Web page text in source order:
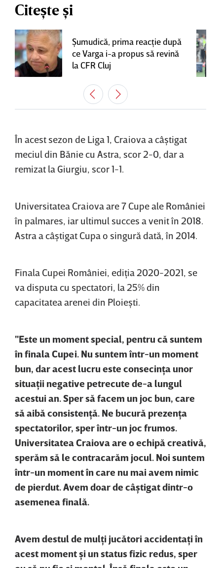
Citește și
Şumudică, prima reacţie după
ce Varga i-a propus să revină
la CFR Cluj
În acest sezon de Liga 1, Craiova a câştigat
meciul din Bănie cu Astra, scor 2-0, dar a
remizat la Giurgiu, scor 1-1.
Universitatea Craiova are 7 Cupe ale României
în palmares, iar ultimul succes a venit în 2018.
Astra a câştigat Cupa o singură dată, în 2014.
Finala Cupei României, ediţia 2020-2021, se
va disputa cu spectatori, la 25% din
capacitatea arenei din Ploieşti.
"Este un moment special, pentru că suntem
în finala Cupei. Nu suntem într-un moment
bun, dar acest lucru este consecinţa unor
situaţii negative petrecute de-a lungul
acestui an. Sper să facem un joc bun, care
să aibă consistenţă. Ne bucură prezenţa
spectatorilor, sper într-un joc frumos.
Universitatea Craiova are o echipă creativă,
sperăm să le contracarăm jocul. Noi suntem
într-un moment în care nu mai avem nimic
de pierdut. Avem doar de câştigat dintr-o
asemenea finală.
Avem destul de mulţi jucători accidentaţi în
acest moment şi un status fizic redus, sper